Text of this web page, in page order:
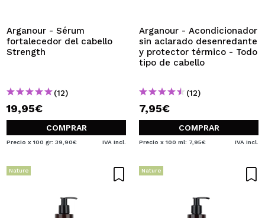
tus compras rápidamente, revisar el estado de tus
pedidos y consultar tus operaciones anteriores.
Arganour - Sérum
fortalecedor del cabello
Strength
(12)
19,95€
COMPRAR
Precio x 100 gr: 39,90€ IVA Incl.
Arganour - Acondicionador
sin aclarado desenredante
y protector térmico - Todo
tipo de cabello
(12)
7,95€
COMPRAR
Precio x 100 ml: 7,95€ IVA Incl.
Nature Nature